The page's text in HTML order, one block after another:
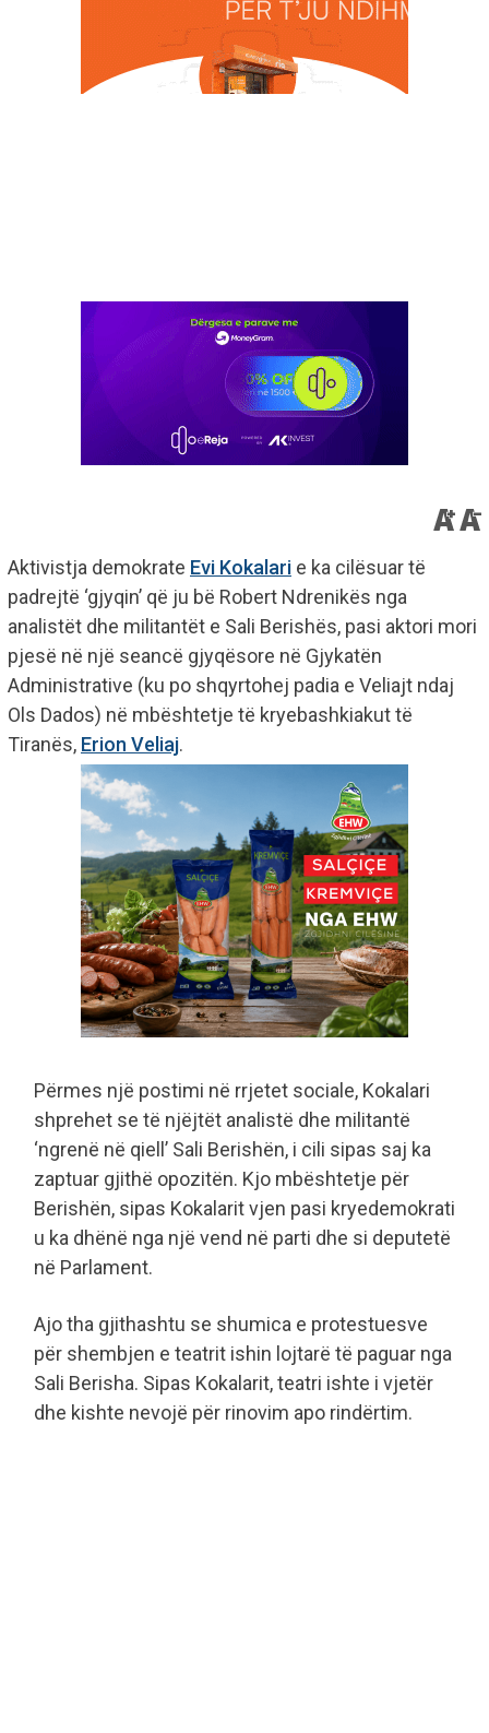
Aktivistja demokrate Evi Kokalari e ka cilësuar të
padrejtë ‘gjyqin’ që ju bë Robert Ndrenikës nga
analistët dhe militantët e Sali Berishës, pasi aktori mori
pjesë në një seancë gjyqësore në Gjykatën
Administrative (ku po shqyrtohej padia e Veliajt ndaj
Ols Dados) në mbështetje të kryebashkiakut të
Tiranës, Erion Veliaj.
Përmes një postimi në rrjetet sociale, Kokalari
shprehet se të njëjtët analistë dhe militantë
‘ngrenë në qiell’ Sali Berishën, i cili sipas saj ka
zaptuar gjithë opozitën. Kjo mbështetje për
Berishën, sipas Kokalarit vjen pasi kryedemokrati
u ka dhënë nga një vend në parti dhe si deputetë
në Parlament.
Ajo tha gjithashtu se shumica e protestuesve
për shembjen e teatrit ishin lojtarë të paguar nga
Sali Berisha. Sipas Kokalarit, teatri ishte i vjetër
dhe kishte nevojë për rinovim apo rindërtim.